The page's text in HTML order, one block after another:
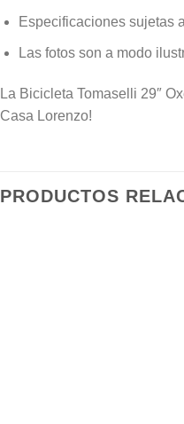
Especificaciones sujetas
Las fotos son a modo
La Bicicleta Tomaselli 29″
Casa Lorenzo!
PRODUCTOS